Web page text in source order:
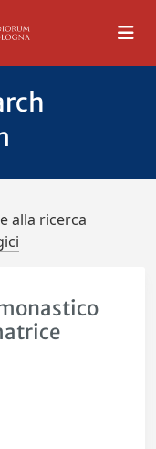
alla ricerca